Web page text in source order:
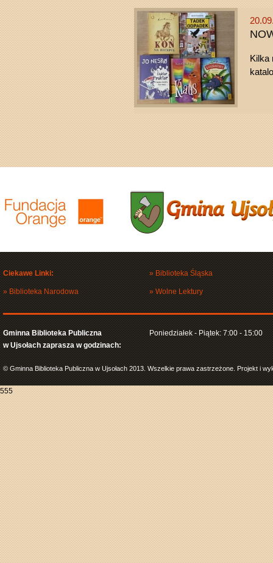
Kilka
Ciekawe Linki:
» Biblioteka Narodowa
» Biblioteka Śląska
» Wolne Lektury
Gminna Biblioteka Publiczna
w Ujsołach zaprasza w godzinach:
Poniedziałek - Piątek: 7:00 - 15:00
© Gminna Biblioteka Publiczna w Ujsołach 2013. Wszelkie prawa zastrzeżone. Projekt i
555